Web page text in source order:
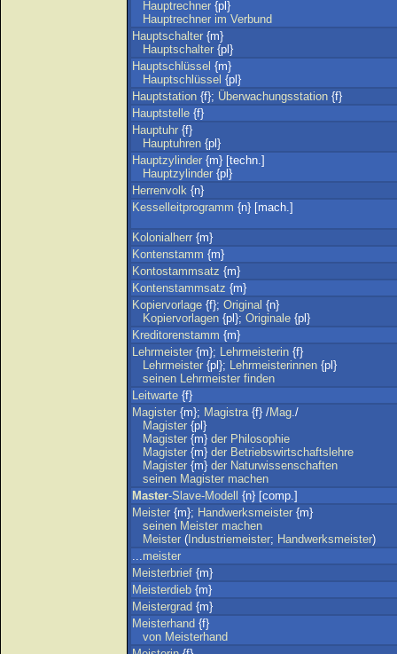
Hauptrechner {pl}
Hauptrechner im Verbund
Hauptschalter {m}
Hauptschalter {pl}
Hauptschlüssel {m}
Hauptschlüssel {pl}
Hauptstation {f}; Überwachungsstation {f}
Hauptstelle {f}
Hauptuhr {f}
Hauptuhren {pl}
Hauptzylinder {m} [techn.]
Hauptzylinder {pl}
Herrenvolk {n}
Kesselleitprogramm {n} [mach.]
Kolonialherr {m}
Kontenstamm {m}
Kontostammsatz {m}
Kontenstammsatz {m}
Kopiervorlage {f}; Original {n}
Kopiervorlagen {pl}; Originale {pl}
Kreditorenstamm {m}
Lehrmeister {m}; Lehrmeisterin {f}
Lehrmeister {pl}; Lehrmeisterinnen {pl}
seinen Lehrmeister finden
Leitwarte {f}
Magister {m}; Magistra{f} /Mag./
Magister {pl}
Magister {m} der Philosophie
Magister {m} der Betriebswirtschaftslehre
Magister {m} der Naturwissenschaften
seinen Magister machen
Master-Slave-Modell
{n} [comp.]
Meister {m}; Handwerksmeister {m}
seinen Meister machen
Meister ( Industriemeister; Handwerksmeister)
...meister
Meisterbrief {m}
Meisterdieb {m}
Meistergrad {m}
Meisterhand {f}
von Meisterhand